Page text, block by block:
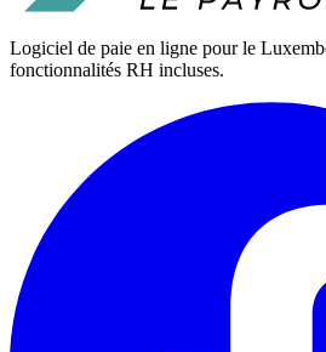
Logiciel de paie en ligne pour le
fonctionnalités RH incluses.